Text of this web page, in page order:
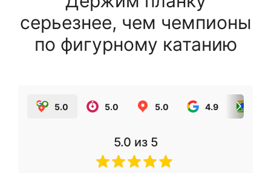
серьезнее, чем чемпионы
по фигурному катанию
5.0 5.0 5.0 4.9
5.0 из 5